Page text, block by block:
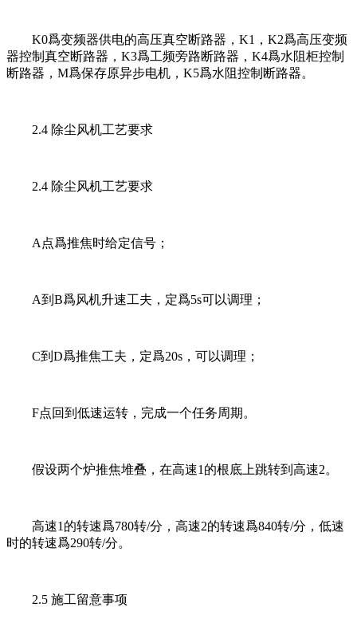
K0爲变频器供电的高压真空断路器，K1，K2爲高压变频
器控制真空断路器，K3爲工频旁路断路器，K4爲水阻柜控制
断路器，M爲保存原异步电机，K5爲水阻控制断路器。
2.4 除尘风机工艺要求
2.4 除尘风机工艺要求
A点爲推焦时给定信号；
A到B爲风机升速工夫，定爲5s可以调理；
C到D爲推焦工夫，定爲20s，可以调理；
F点回到低速运转，完成一个任务周期。
假设两个炉推焦堆叠，在高速1的根底上跳转到高速2。
高速1的转速爲780转/分，高速2的转速爲840转/分，低速
时的转速爲290转/分。
2.5 施工留意事项